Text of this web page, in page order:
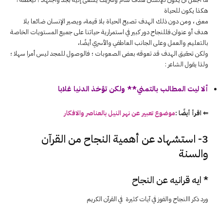
هكذا يکون للحياة
معنى ، ومن دون ذلك الهدف تصبح الحياة بلا قيمة، ويصیر الإنسان ضائعا بلا
هدف أو عنوان.فللنجاح دور كبير في استمرارية حياتنا على جميع المستويات الخاصة
بالتعليم والعمل وعلى الجانب العاطفي والأسري أيضًا،
ولكن تحقیق الهدف قد تعوقه بعض الصعوبات ؛ فالوصول للمجد ليس أمرا سهلا ؛
ولذا يقول الشاعر :
ألا لیت المطالب بالتمني** ولكن تؤخذ الدنيا غلابا
⇐ اقرأ أيضًا :موضوع تعبير عن نهر النيل بالعناصر والافكار
3- استشهاد عن أهمية النجاح من القرآن
والسنة
* ايه قرانيه عن النجاح
ورد ذكر االنجاح والفوز في آيات كثيرة في القرآن الكريم